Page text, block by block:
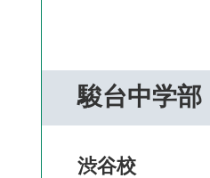
駿台中学部
渋谷校